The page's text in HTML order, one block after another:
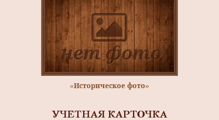
«Историческое фото»
УЧЕТНАЯ КАРТОЧКА